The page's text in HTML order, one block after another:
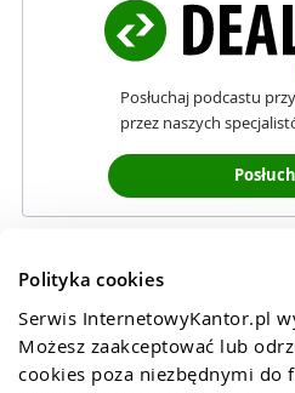
Polityka cookies
Serwis InternetowyKantor.pl
Możesz zaakceptować lub
cookies poza niezbędnymi do
Posłuchaj podcastu
przez naszych